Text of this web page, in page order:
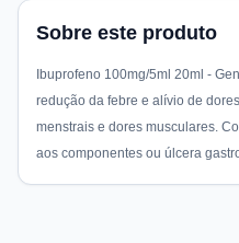
Sobre este produto
Ibuprofeno 100mg/5ml 20ml -
redução da febre e alívio de
menstrais e dores musculares.
aos componentes ou úlcera